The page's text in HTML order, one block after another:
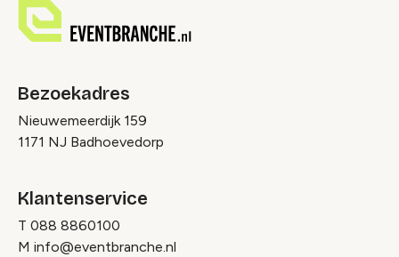
Bezoekadres
Nieuwemeerdijk 159
1171 NJ Badhoevedorp
Klantenservice
T 088 8860100
M info@eventbranche.nl